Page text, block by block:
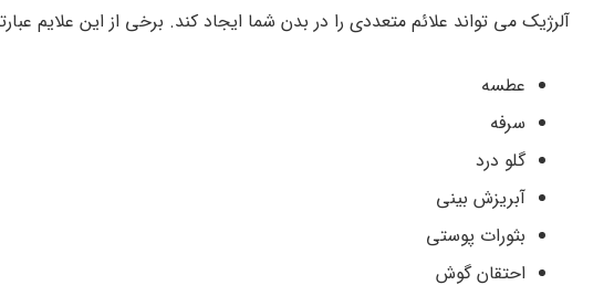
آلرژیک می تواند علائم متعددی را در بدن شما ایجاد کند. برخی از این علایم
عطسه
سرفه
گلو درد
آبریزش بینی
بثورات پوستی
احتقان گوش